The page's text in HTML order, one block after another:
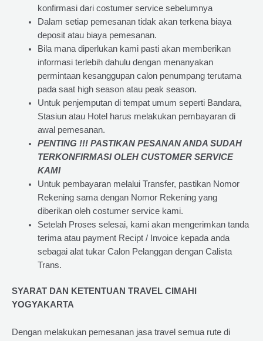
konfirmasi dari costumer service sebelumnya
Dalam setiap pemesanan tidak akan terkena biaya
deposit atau biaya pemesanan.
Bila mana diperlukan kami pasti akan memberikan
informasi terlebih dahulu dengan menanyakan
permintaan kesanggupan calon penumpang terutama
pada saat high season atau peak season.
Untuk penjemputan di tempat umum seperti Bandara,
Stasiun atau Hotel harus melakukan pembayaran di
awal pemesanan.
PENTING !!! PASTIKAN PESANAN ANDA SUDAH
TERKONFIRMASI OLEH CUSTOMER SERVICE
KAMI
Untuk pembayaran melalui Transfer, pastikan Nomor
Rekening sama dengan Nomor Rekening yang
diberikan oleh costumer service kami.
Setelah Proses selesai, kami akan mengerimkan tanda
terima atau payment Recipt / Invoice kepada anda
sebagai alat tukar Calon Pelanggan dengan Calista
Trans.
SYARAT DAN KETENTUAN TRAVEL CIMAHI
YOGYAKARTA
Dengan melakukan pemesanan jasa travel semua rute di